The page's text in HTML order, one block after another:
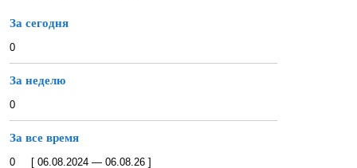
За сегодня
0
За неделю
0
За все время
0 [ 06.08.2024 — 06.08.26 ]